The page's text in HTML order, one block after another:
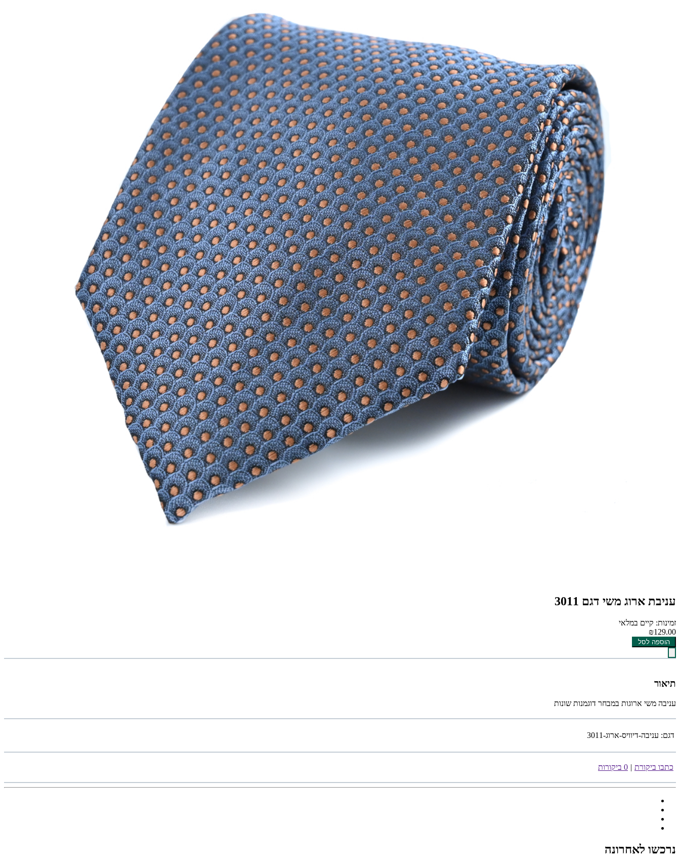
עניבת ארוג משי דגם 3011
זמינות: קיים במלאי
₪129.00
הוספה לסל
תיאור
עניבה משי ארוגות במבחר דוגמנות שונות
דגם: עניבה-דיוויס-ארוג-3011
כתבו ביקורת | 0 ביקורות
נרכשו לאחרונה